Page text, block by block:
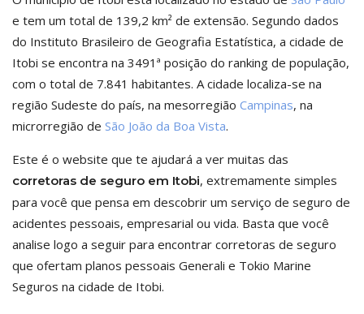
e tem um total de 139,2 km² de extensão. Segundo dados
do Instituto Brasileiro de Geografia Estatística, a cidade de
Itobi se encontra na 3491ª posição do ranking de população,
com o total de 7.841 habitantes. A cidade localiza-se na
região Sudeste do país, na mesorregião Campinas, na
microrregião de São João da Boa Vista.
Este é o website que te ajudará a ver muitas das
corretoras de seguro em Itobi, extremamente simples
para você que pensa em descobrir um serviço de seguro de
acidentes pessoais, empresarial ou vida. Basta que você
analise logo a seguir para encontrar corretoras de seguro
que ofertam planos pessoais Generali e Tokio Marine
Seguros na cidade de Itobi.